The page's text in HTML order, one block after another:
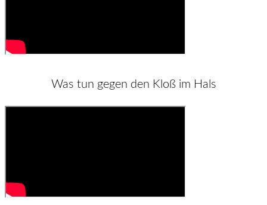
Was tun gegen den Kloß im Hals